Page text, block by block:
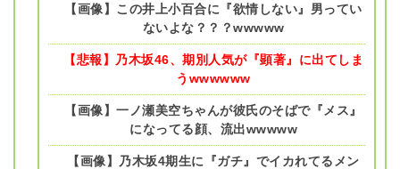
【画像】この井上小百合に『欲情しない』男ってい
ないよな？？？wwwww
【悲報】乃木坂46、期別人気が『顕著』に出てしま
うwwwwww
【画像】一ノ瀬美空ちゃんが彼氏のそばで『メス』
になってる顔、流出wwwww
【画像】乃木坂4期生に『ガチ』でイカれてるメン